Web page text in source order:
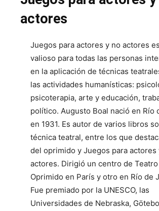
actores
Juegos para actores y no actores
valioso para todas las personas
en la aplicación de técnicas
las actividades humanísticas:
psicoterapia, arte y educación,
político. Augusto Boal nació en Río
en 1931. Es autor de varios libros
técnica teatral, entre los que
del oprimido y Juegos para actores
actores. Dirigió un centro de
Oprimido en París y otro en Río de
Fue premiado por la UNESCO, las
Universidades de Nebraska,